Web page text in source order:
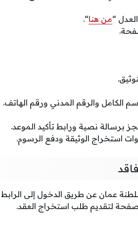
“من هنا“.
الكامل والرقم المدني ورقم الهاتف.
برسالة نصية ورابط تأكيد الموعد.
استخراج الوثيقة ودفع الرسوم.
عمان عن طريق الدخول إلى الرابط
لتقديم طلب استخراج العقد.